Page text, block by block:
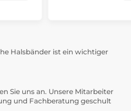
Halsbänder ist ein wichtiger
Sie uns an. Unsere Mitarbeiter
und Fachberatung geschult